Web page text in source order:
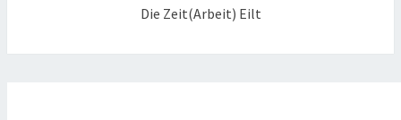
Die Zeit(arbeit) Eilt